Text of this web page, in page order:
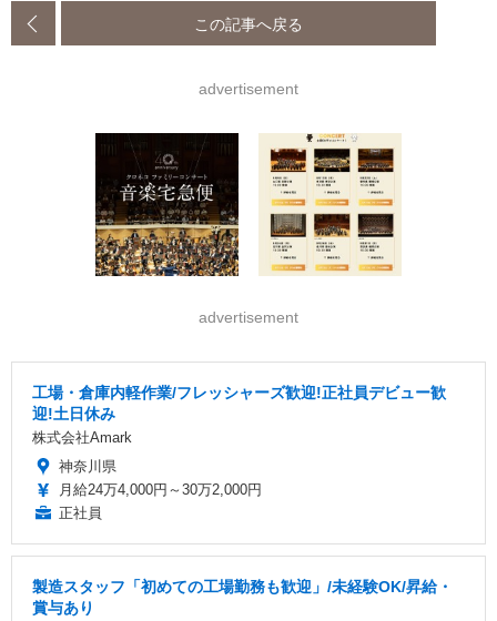
この記事へ戻る
advertisement
advertisement
工場・倉庫内軽作業/フレッシャーズ歓迎!正社員デビュー歓
迎!土日休み
株式会社Amark
神奈川県
月給24万4,000円～30万2,000円
正社員
製造スタッフ「初めての工場勤務も歓迎」/未経験OK/昇給・
賞与あり